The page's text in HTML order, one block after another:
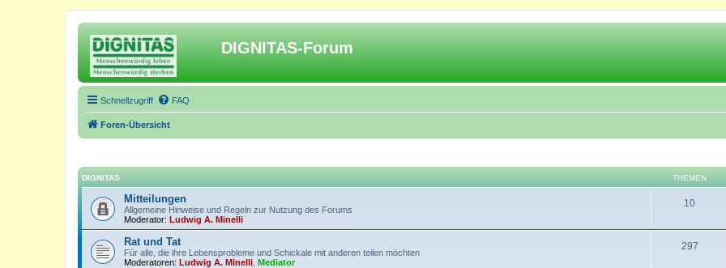
DIGNITAS-Forum
Schnellzugriff FAQ
Foren-Übersicht
DIGNITAS THEMEN
Mitteilungen
Allgemeine Hinweise und Regeln zur Nutzung des Forums
Moderator: Ludwig A. Minelli
10
Rat und Tat
Für alle, die ihre Lebensprobleme und Schickale mit anderen teilen möchten
Moderatoren: Ludwig A. Minelli Mediator
297